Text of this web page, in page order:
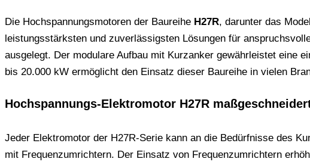
Die Hochspannungsmotoren der Baureihe H27R, darunter das
leistungsstärksten und zuverlässigsten Lösungen für
ausgelegt. Der modulare Aufbau mit Kurzanker gewährleistet eine
bis 20.000 kW ermöglicht den Einsatz dieser Baureihe in vielen
Hochspannungs-Elektromotor H27R
Jeder Elektromotor der H27R-Serie kann an die Bedürfnisse des
mit Frequenzumrichtern. Der Einsatz von Frequenzumrichtern